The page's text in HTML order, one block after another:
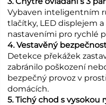
Vybaven inteligentním
tlačítky, LED displejem
nastaveními pro rychlé
4. Vestavěný
Detekce překážek
zabránilo poškození
bezpečný provoz v
domácích.
5. Tichý chod s vysokou